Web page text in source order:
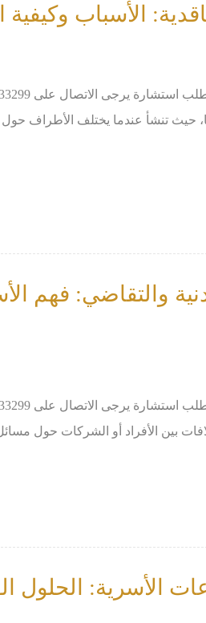
الأسباب وكيفية
حيث تنشأ عندما يختلف الأطراف حول
والتقاضي: فهم
بين الأفراد أو الشركات حول
الأسرية: الحلول